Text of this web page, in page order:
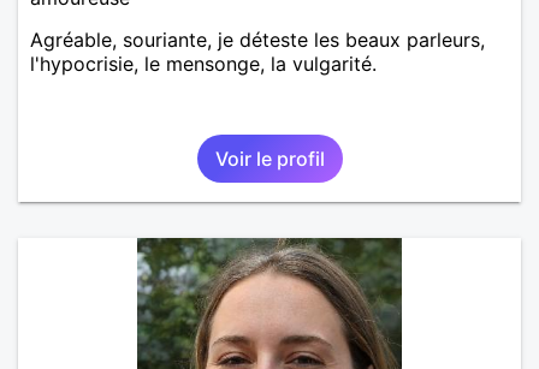
Agréable, souriante, je déteste les beaux parleurs,
l'hypocrisie, le mensonge, la vulgarité.
Voir le profil